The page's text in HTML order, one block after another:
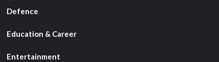
Defence
Education & Career
Entertainment